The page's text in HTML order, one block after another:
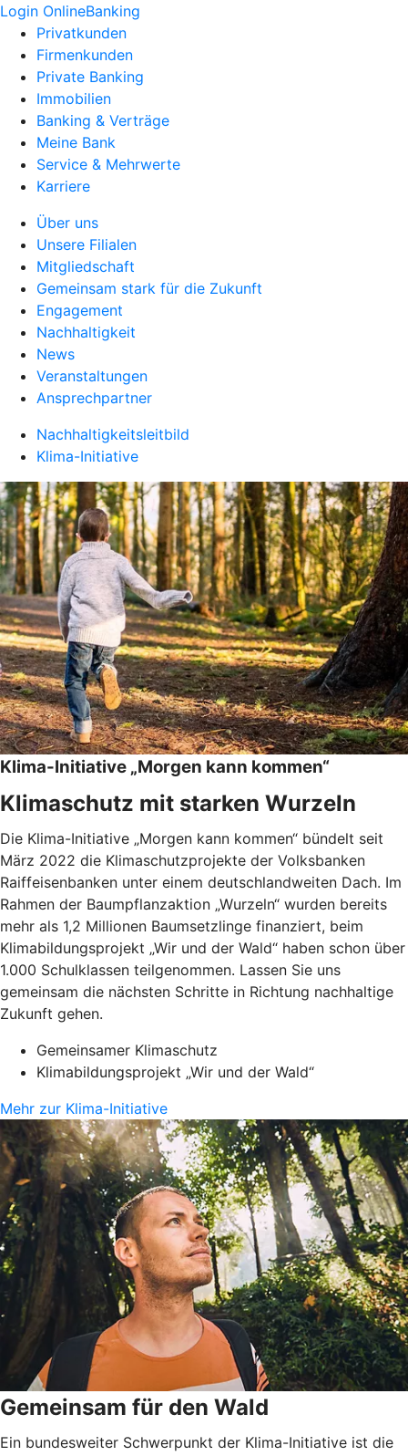
Login OnlineBanking
Privatkunden
Firmenkunden
Private Banking
Immobilien
Banking & Verträge
Meine Bank
Service & Mehrwerte
Karriere
Über uns
Unsere Filialen
Mitgliedschaft
Gemeinsam stark für die Zukunft
Engagement
Nachhaltigkeit
News
Veranstaltungen
Ansprechpartner
Nachhaltigkeitsleitbild
Klima-Initiative
Klima-Initiative „Morgen kann kommen“
Klimaschutz mit starken Wurzeln
Die Klima-Initiative „Morgen kann kommen“ bündelt seit
März 2022 die Klimaschutzprojekte der Volksbanken
Raiffeisenbanken unter einem deutschlandweiten Dach. Im
Rahmen der Baumpflanzaktion „Wurzeln“ wurden bereits
mehr als 1,2 Millionen Baumsetzlinge finanziert, beim
Klimabildungsprojekt „Wir und der Wald“ haben schon über
1.000 Schulklassen teilgenommen. Lassen Sie uns
gemeinsam die nächsten Schritte in Richtung nachhaltige
Zukunft gehen.
Gemeinsamer Klimaschutz
Klimabildungsprojekt „Wir und der Wald“
Mehr zur Klima-Initiative
Gemeinsam für den Wald
Ein bundesweiter Schwerpunkt der Klima-Initiative ist die